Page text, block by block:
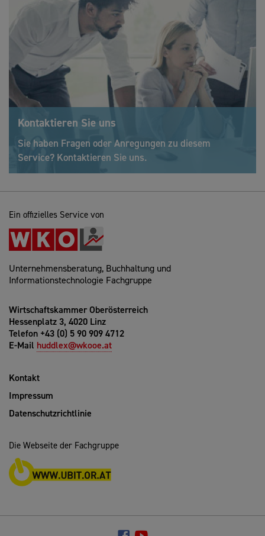
Kontaktieren Sie uns
Sie haben Fragen oder Anregungen zu diesem
Service? Kontaktieren Sie uns.
Ein offizielles Service von
Unternehmensberatung, Buchhaltung und
Informationstechnologie Fachgruppe
Wirtschaftskammer Oberösterreich
Hessenplatz 3, 4020 Linz
Telefon +43 (0) 5 90 909 4712
E-Mail huddlex@wkooe.at
Kontakt
Impressum
Datenschutzrichtlinie
Die Webseite der Fachgruppe